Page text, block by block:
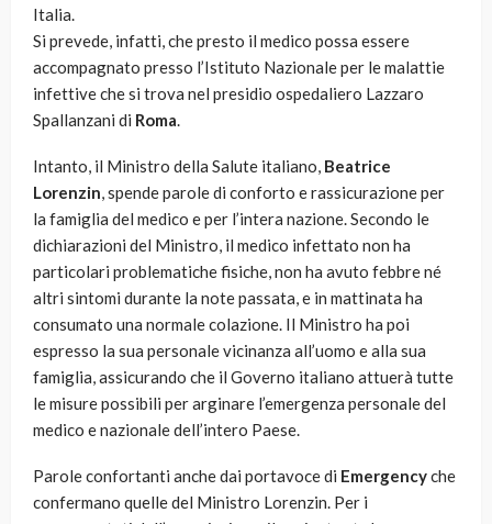
Italia.
Si prevede, infatti, che presto il medico possa essere
accompagnato presso l’Istituto Nazionale per le malattie
infettive che si trova nel presidio ospedaliero Lazzaro
Spallanzani di Roma.
Intanto, il Ministro della Salute italiano, Beatrice
Lorenzin, spende parole di conforto e rassicurazione per
la famiglia del medico e per l’intera nazione. Secondo le
dichiarazioni del Ministro, il medico infettato non ha
particolari problematiche fisiche, non ha avuto febbre né
altri sintomi durante la note passata, e in mattinata ha
consumato una normale colazione. Il Ministro ha poi
espresso la sua personale vicinanza all’uomo e alla sua
famiglia, assicurando che il Governo italiano attuerà tutte
le misure possibili per arginare l’emergenza personale del
medico e nazionale dell’intero Paese.
Parole confortanti anche dai portavoce di Emergencyche
confermano quelle del Ministro Lorenzin. Per i